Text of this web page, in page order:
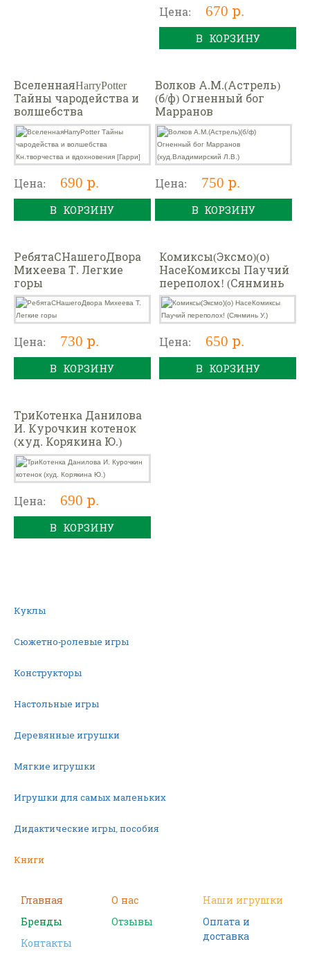
Цена: 670 р.
В КОРЗИНУ
ВселеннаяHarryPotter
Тайны чародейства и
волшебства
Кн.творчества и
вдохновения [Гарри]
Цена: 690 р.
В КОРЗИНУ
Волков А.М.(Астрель)
(б/ф) Огненный бог
Марранов
(худ.Владимирский
Л.В.)
Цена: 750 р.
В КОРЗИНУ
РебятаСНашегоДвора
Михеева Т. Легкие
горы
Цена: 730 р.
В КОРЗИНУ
Комиксы(Эксмо)(о)
НасеКомиксы Паучий
переполох! (Сянминь
У.)
Цена: 650 р.
В КОРЗИНУ
ТриКотенка Данилова
И. Курочкин котенок
(худ. Корякина Ю.)
Цена: 690 р.
В КОРЗИНУ
Куклы
Сюжетно-ролевые игры
Конструкторы
Настольные игры
Деревянные игрушки
Мягкие игрушки
Игрушки для самых маленьких
Дидактические игры, пособия
Книги
Фигурки
Главная О нас
Наши игрушки
Бренды
Отзывы
Оплата и
доставка
Контакты